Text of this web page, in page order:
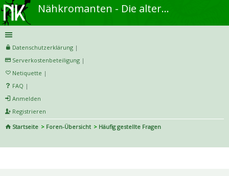
Nähkromanten - Die alternative Näh- und DIY-Community
Datenschutzerklärung |
Serverkostenbeteiligung |
Netiquette |
FAQ |
Anmelden
Registrieren
Startseite
Foren-Übersicht
Häufig gestellte Fragen